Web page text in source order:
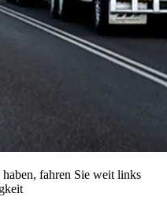
fahren Sie weit links